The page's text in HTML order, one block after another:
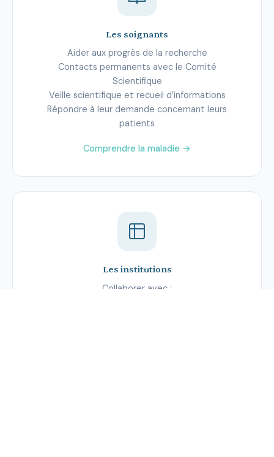
Les soignants
Aider aux progrès de la recherche
Contacts permanents avec le Comité
Scientifique
Veille scientifique et recueil d’informations
Répondre à leur demande concernant leurs
patients
Comprendre la maladie →
Les institutions
Collaborer avec :